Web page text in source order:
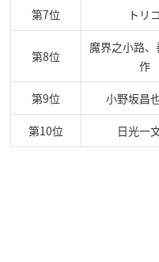
第7位 トリコ
第8位
魔界之小路
作
第9位 小野坂昌
第10位 日光一